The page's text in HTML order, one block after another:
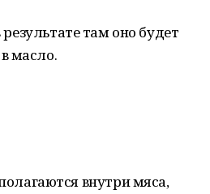
результате там оно будет
масло.
внутри мяса,